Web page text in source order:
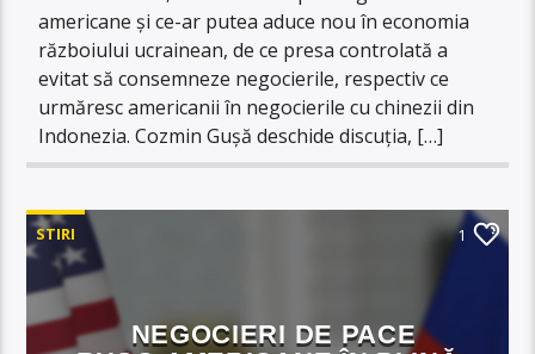
americane și ce-ar putea aduce nou în economia
războiului ucrainean, de ce presa controlată a
evitat să consemneze negocierile, respectiv ce
urmăresc americanii în negocierile cu chinezii din
Indonezia. Cozmin Gușă deschide discuția, […]
STIRI 1
NEGOCIERI DE PACE